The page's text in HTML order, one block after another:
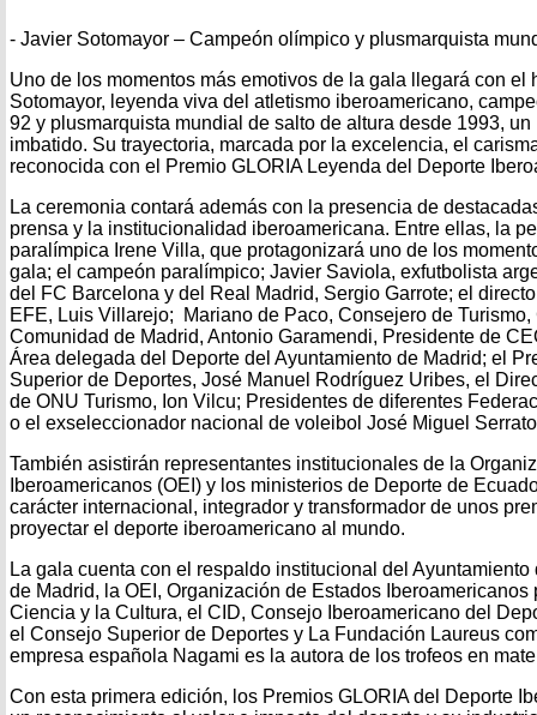
- Javier Sotomayor – Campeón olímpico y plusmarquista
Uno de los momentos más emotivos de la gala llegará con el
Sotomayor, leyenda viva del atletismo iberoamericano,
92 y plusmarquista mundial de salto de altura desde 1993,
imbatido. Su trayectoria, marcada por la excelencia, el
reconocida con el Premio GLORIA Leyenda del Deporte
La ceremonia contará además con la presencia de
prensa y la institucionalidad iberoamericana. Entre ellas, la
paralímpica Irene Villa, que protagonizará uno de los
gala; el campeón paralímpico; Javier Saviola, exfutbolista
del FC Barcelona y del Real Madrid, Sergio Garrote; el
EFE, Luis Villarejo; Mariano de Paco, Consejero de
Comunidad de Madrid, Antonio Garamendi, Presidente de
Área delegada del Deporte del Ayuntamiento de Madrid; el
Superior de Deportes, José Manuel Rodríguez Uribes, el
de ONU Turismo, Ion Vilcu; Presidentes de diferentes
o el exseleccionador nacional de voleibol José Miguel
También asistirán representantes institucionales de la
Iberoamericanos (OEI) y los ministerios de Deporte de
carácter internacional, integrador y transformador de unos
proyectar el deporte iberoamericano al mundo.
La gala cuenta con el respaldo institucional del
de Madrid, la OEI, Organización de Estados
Ciencia y la Cultura, el CID, Consejo Iberoamericano del
el Consejo Superior de Deportes y La Fundación Laureus
empresa española Nagami es la autora de los trofeos en
Con esta primera edición, los Premios GLORIA del Deporte